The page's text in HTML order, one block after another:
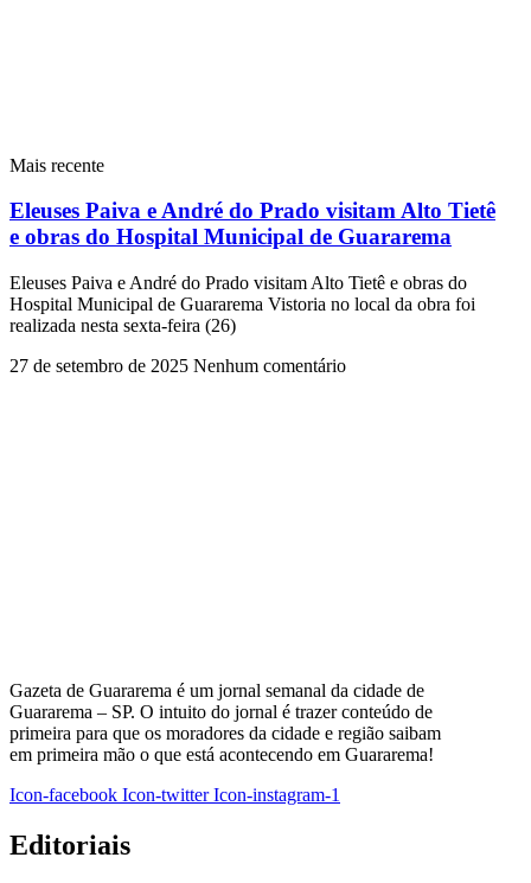
Mais recente
Eleuses Paiva e André do Prado visitam Alto Tietê
e obras do Hospital Municipal de Guararema
Eleuses Paiva e André do Prado visitam Alto Tietê e obras do
Hospital Municipal de Guararema Vistoria no local da obra foi
realizada nesta sexta-feira (26)
27 de setembro de 2025 Nenhum comentário
Gazeta de Guararema é um jornal semanal da cidade de
Guararema – SP. O intuito do jornal é trazer conteúdo de
primeira para que os moradores da cidade e região saibam
em primeira mão o que está acontecendo em Guararema!
Icon-facebook Icon-twitter Icon-instagram-1
Editoriais